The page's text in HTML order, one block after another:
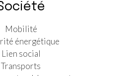
Mobilité
énergétique
Lien social
Transports